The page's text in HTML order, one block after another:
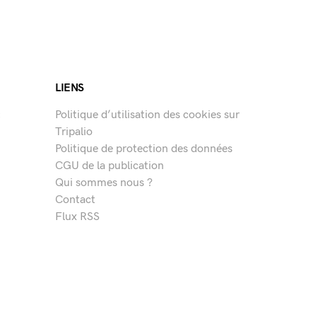
LIENS
Politique d’utilisation des cookies sur
Tripalio
Politique de protection des données
CGU de la publication
Qui sommes nous ?
Contact
Flux RSS